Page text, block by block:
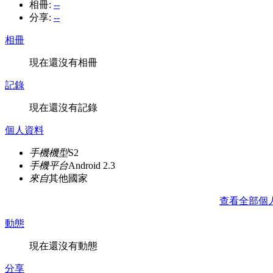
相冊: --
分享: --
相冊
現在還沒有相冊
記錄
現在還沒有記錄
個人資料
手機機型S2
手機平台Android 2.3
來自其他國家
查看全部個
動態
現在還沒有動態
分享